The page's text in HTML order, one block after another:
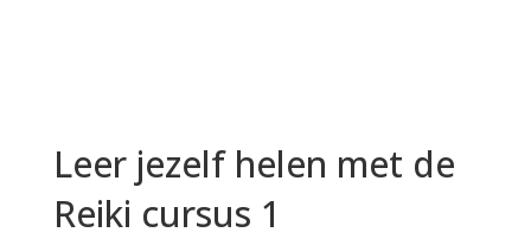
Leer jezelf helen met de
Reiki cursus 1